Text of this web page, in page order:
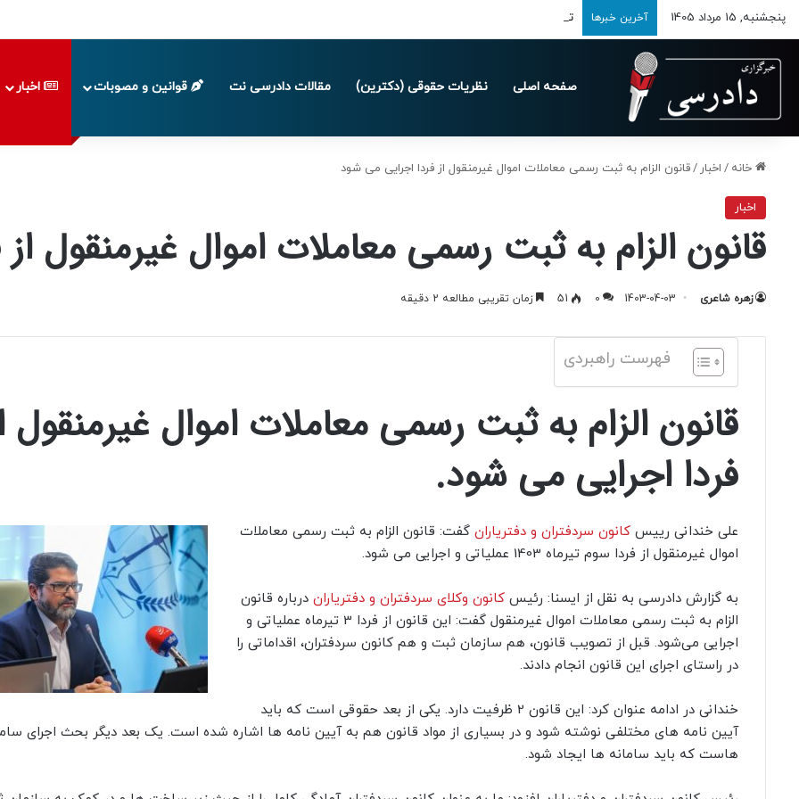
پنجشنبه, 15 مرداد 1405 آخرین خبرها تمدید مهلت ارسال اظهارنامه‌های مالیاتی تا پایان تابستان 1405
صفحه اصلی نظریات حقوقی (دکترین) مقالات دادرسی نت قوانین و مصوبات اخبار
خانه / اخبار /قانون الزام به ثبت رسمی معاملات اموال غیرمنقول از فردا اجرایی می شود
اخبار
قانون الزام به ثبت رسمی معاملات اموال غیرمنقول
زهره شاعری 1403-04-03
0
51 زمان تقریبی مطالعه 2 دقیقه
فهرست راهبردی
قانون الزام به ثبت رسمی معاملات اموال غیرمنقول
فردا اجرایی می شود.
علی خندانی رییس کانون سردفتران و دفتریاران گفت: قانون الزام به ثبت رسمی معاملات
اموال غیرمنقول از فردا سوم تیرماه 1403 عملیاتی و اجرایی می شود.
به گزارش دادرسی به نقل از ایسنا: رئیس کانون وکلای سردفتران و دفتریاران درباره قانون
الزام به ثبت رسمی معاملات اموال غیرمنقول گفت: این قانون از فردا 3 تیرماه عملیاتی و
اجرایی می‌شود. قبل از تصویب قانون، هم سازمان ثبت و هم کانون سردفتران، اقداماتی را
در راستای اجرای این قانون انجام دادند.
خندانی در ادامه عنوان کرد: این قانون 2 ظرفیت دارد. یکی از بعد حقوقی است که باید
آیین نامه های مختلفی نوشته شود و در بسیاری از مواد قانون هم به آیین نامه ها اشاره شده است. یک بعد دیگر بحث اجرای
هاست که باید سامانه ها ایجاد شود.